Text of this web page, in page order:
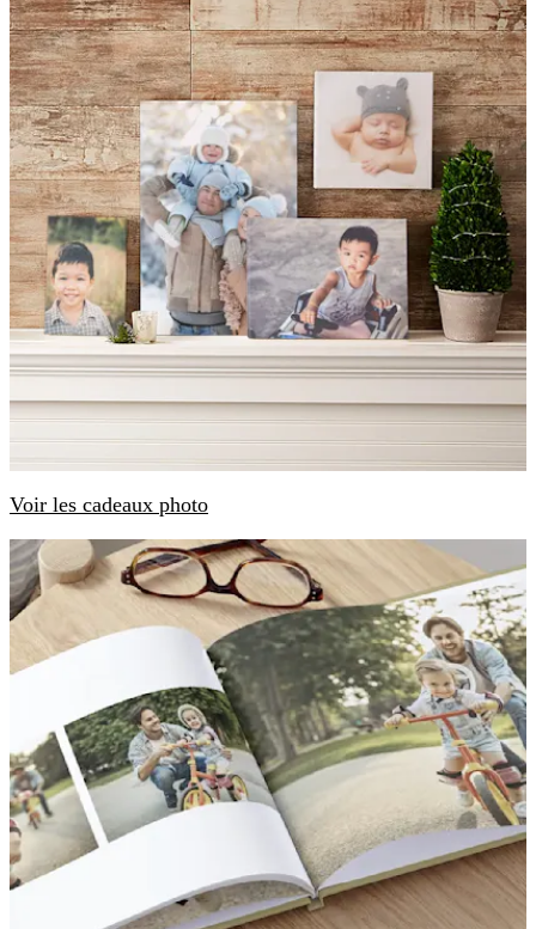
Voir les cadeaux photo